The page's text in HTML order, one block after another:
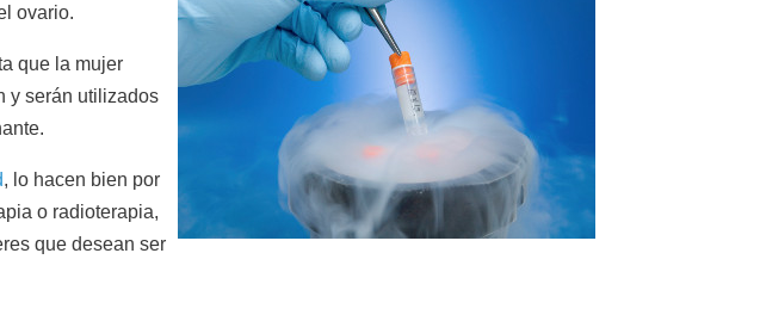
ovario.
que la mujer
y serán utilizados
, lo hacen bien por
o radioterapia,
que desean ser